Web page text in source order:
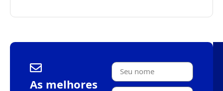
As melhores